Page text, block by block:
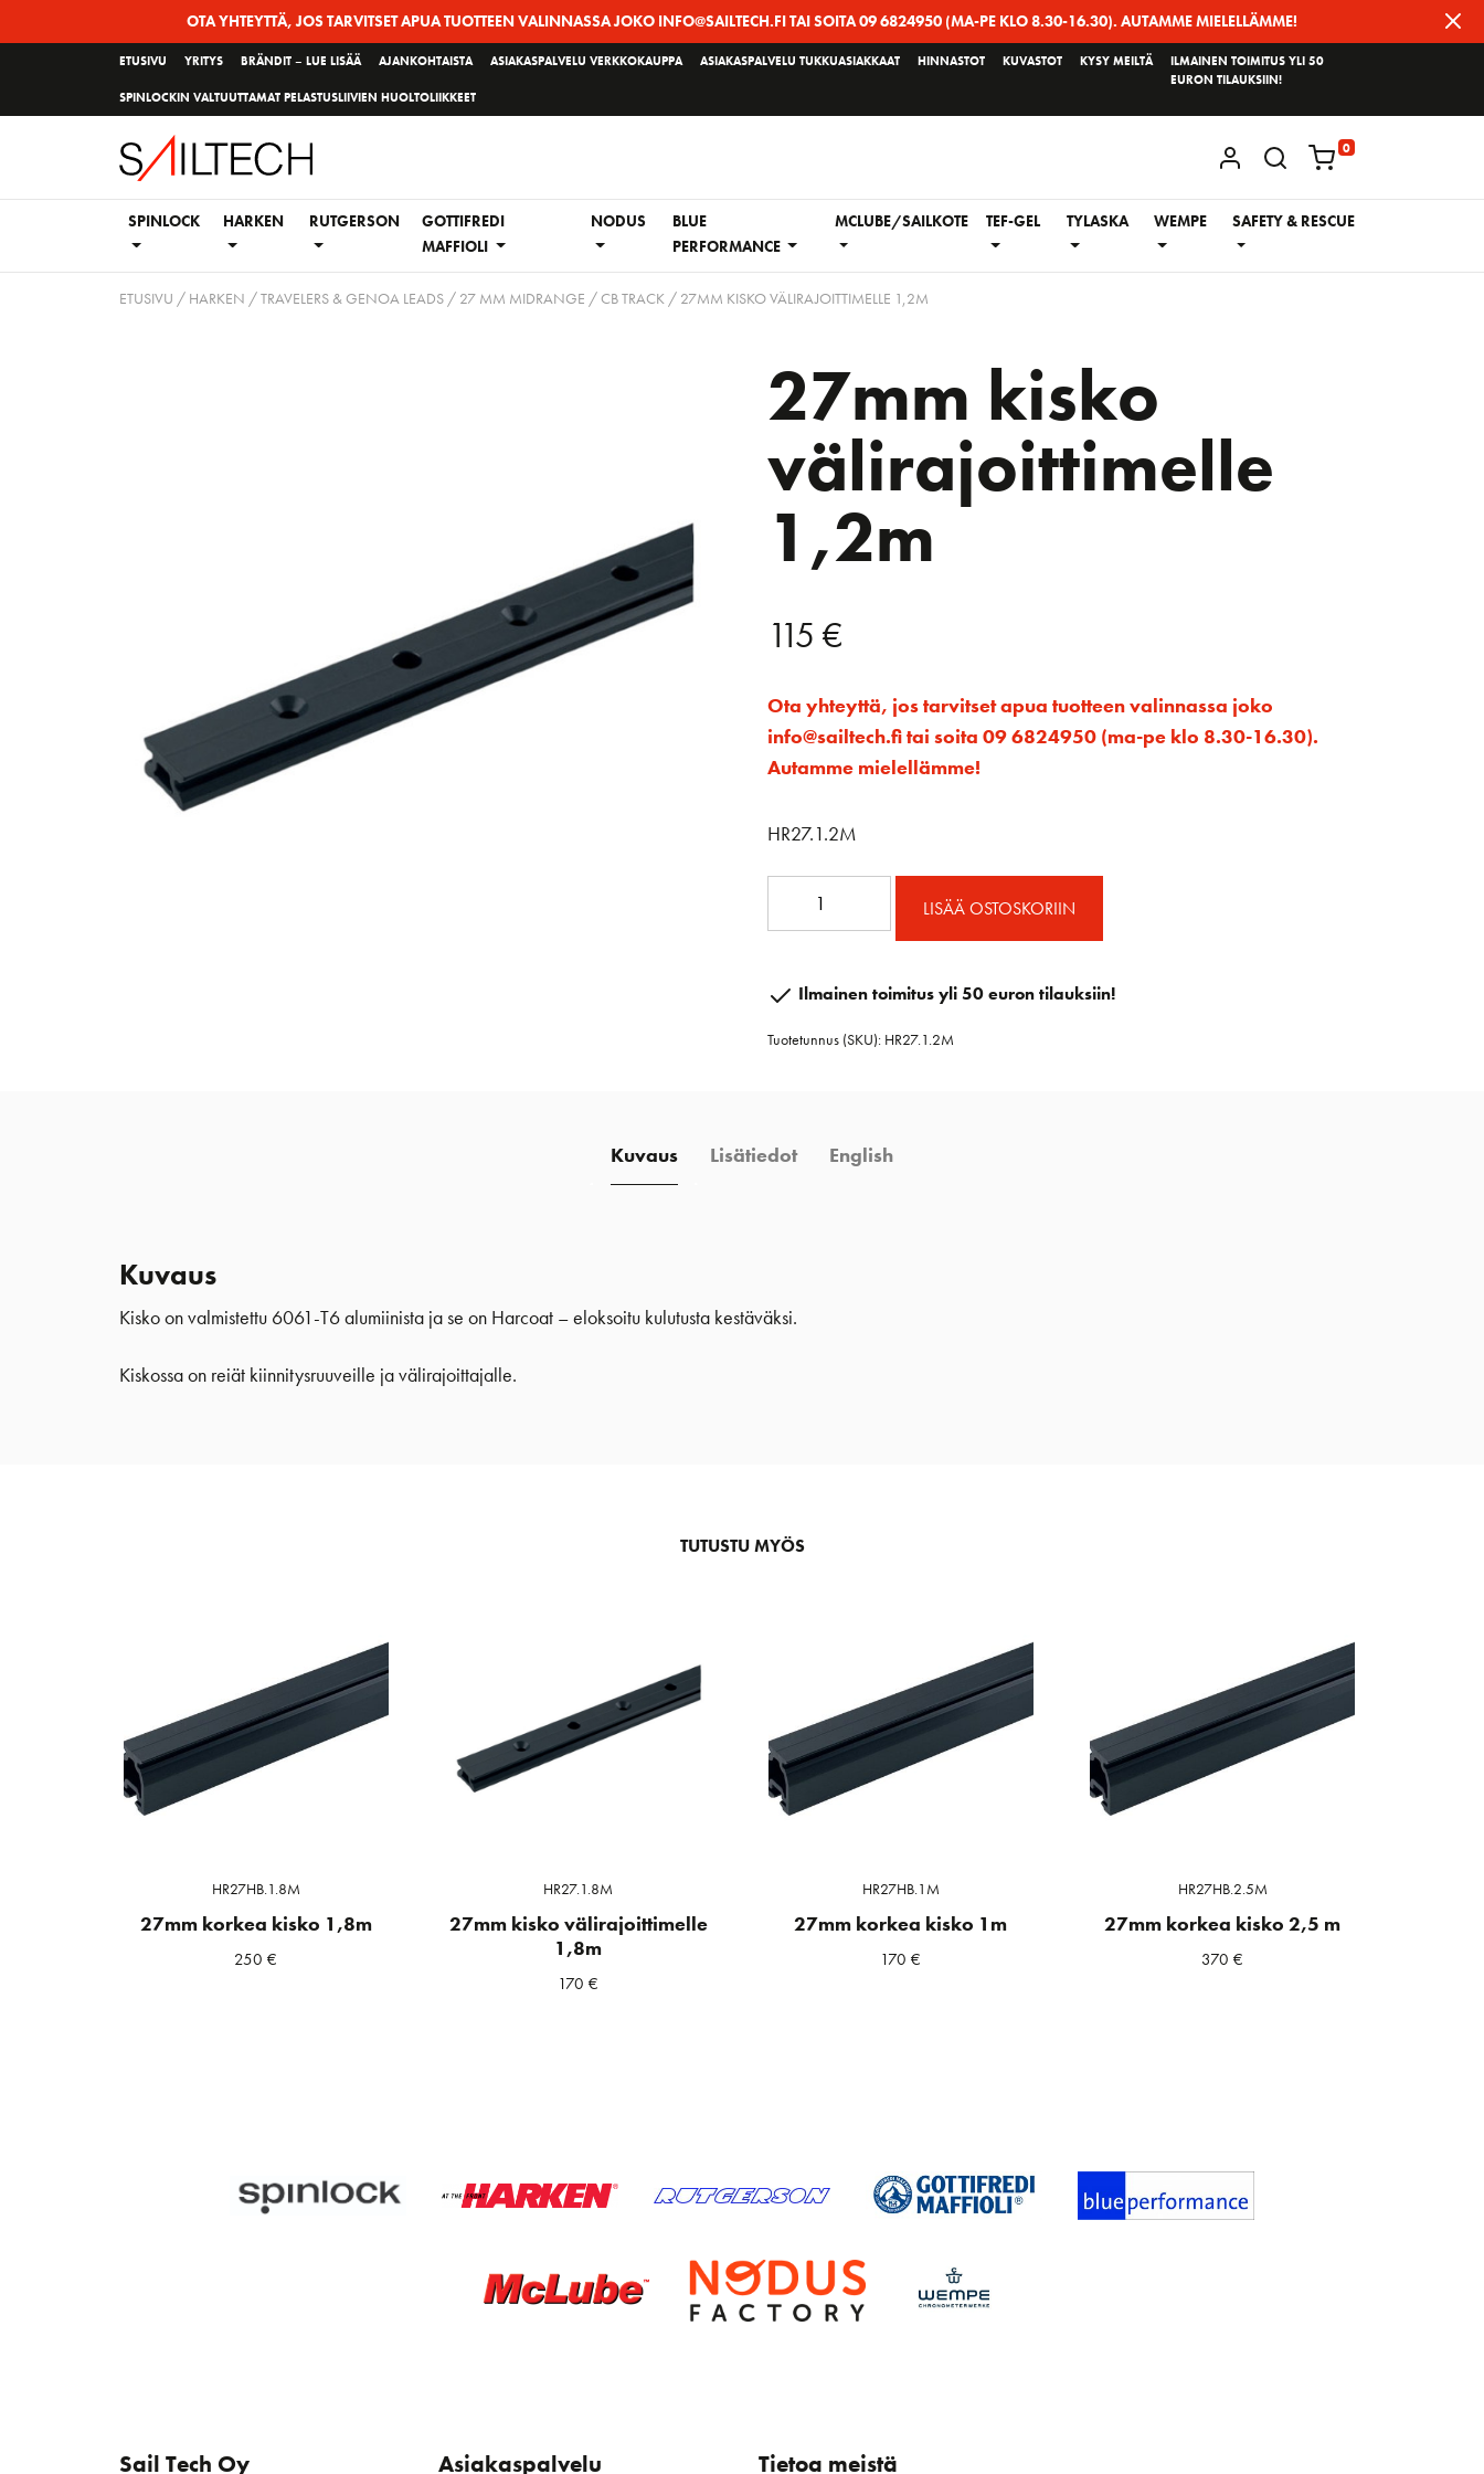
OTA YHTEYTTÄ, JOS TARVITSET APUA TUOTTEEN VALINNASSA JOKO INFO@SAILTECH.FI TAI SOITA 09 6824950 (MA-PE KLO 8.30-16.30). AUTAMME MIELELLÄMME!
ETUSIVU YRITYS BRÄNDIT – LUE LISÄÄ AJANKOHTAISTA ASIAKASPALVELU VERKKOKAUPPA ASIAKASPALVELU TUKKUASIAKKAAT HINNASTOT KUVASTOT KYSY MEILTÄ
SPINLOCKIN VALTUUTTAMAT PELASTUSLIIVIEN HUOLTOLIIKKEET
ILMAINEN TOIMITUS YLI 50
EURON TILAUKSIIN!
KIRJAUDU / REKISTERÖIDY
0
SPINLOCK HARKEN RUTGERSON
GOTTIFREDI
MAFFIOLI
NODUS
BLUE
PERFORMANCE
MCLUBE/SAILKOTE TEF-GEL TYLASKA WEMPE SAFETY & RESCUE
ETUSIVU / HARKEN /TRAVELERS & GENOA LEADS/ 27 MM MIDRANGE /CB TRACK/ 27MM KISKO VÄLIRAJOITTIMELLE 1,2M
27mm kisko
välirajoittimelle
1,2m
115 €
Ota yhteyttä, jos tarvitset apua tuotteen valinnassa joko
info@sailtech.fi tai soita 09 6824950 (ma-pe klo 8.30-16.30).
Autamme mielellämme!
HR27.1.2M
1,2m
LISÄÄ OSTOSKORIIN
Ilmainen toimitus yli 50 euron tilauksiin!
Tuotetunnus (SKU): HR27.1.2M
Kuvaus Lisätiedot English
Kuvaus
Kisko on valmistettu 6061-T6 alumiinista ja se on Harcoat – eloksoitu kulutusta kestäväksi.
Kiskossa on reiät kiinnitysruuveille ja välirajoittajalle.
TUTUSTU MYÖS
HR27HB.1.8M
27mm korkea kisko 1,8m
250€
HR27.1.8M
27mm kisko välirajoittimelle
1,8m
170€
HR27HB.1M
27mm korkea kisko 1m
170€
HR27HB.2.5M
27mm korkea kisko 2,5 m
370€
Sail Tech Oy Asiakaspalvelu Tietoa meistä